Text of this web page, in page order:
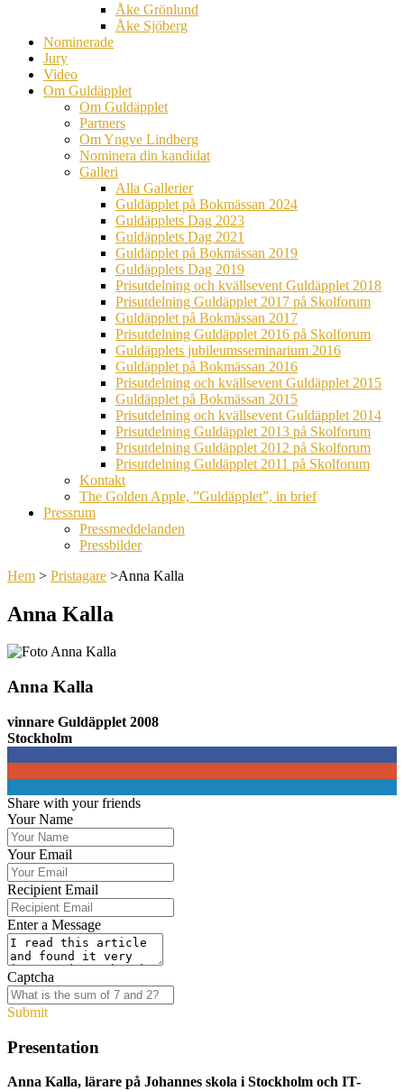
Åke Grönlund
Åke Sjöberg
Nominerade
Jury
Video
Om Guldäpplet
Om Guldäpplet
Partners
Om Yngve Lindberg
Nominera din kandidat
Galleri
Alla Gallerier
Guldäpplet på Bokmässan 2024
Guldäpplets Dag 2023
Guldäpplets Dag 2021
Guldäpplet på Bokmässan 2019
Guldäpplets Dag 2019
Prisutdelning och kvällsevent Guldäpplet 2018
Prisutdelning Guldäpplet 2017 på Skolforum
Guldäpplet på Bokmässan 2017
Prisutdelning Guldäpplet 2016 på Skolforum
Guldäpplets jubileumsseminarium 2016
Guldäpplet på Bokmässan 2016
Prisutdelning och kvällsevent Guldäpplet 2015
Guldäpplet på Bokmässan 2015
Prisutdelning och kvällsevent Guldäpplet 2014
Prisutdelning Guldäpplet 2013 på Skolforum
Prisutdelning Guldäpplet 2012 på Skolforum
Prisutdelning Guldäpplet 2011 på Skolforum
Kontakt
The Golden Apple, ”Guldäpplet”, in brief
Pressrum
Pressmeddelanden
Pressbilder
Hem > Pristagare >Anna Kalla
Anna Kalla
Anna Kalla
vinnare Guldäpplet 2008
Stockholm
Share with your friends
Your Name
Your Email
Recipient Email
Enter a Message
Captcha
Submit
Presentation
Anna Kalla, lärare på Johannes skola i Stockholm och IT-